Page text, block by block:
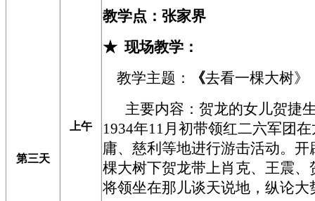
第三天
上午
教学点： 张家界
★ 现场教学 ：
教学主题：
《去看一棵大树》
主要内容：贺龙的女儿贺捷
1934年11月初带领红二六军团
庸、慈利等地进行游击活动。
棵大树下贺龙带上肖克、王震
将领坐在那儿谈天说地，纵论大